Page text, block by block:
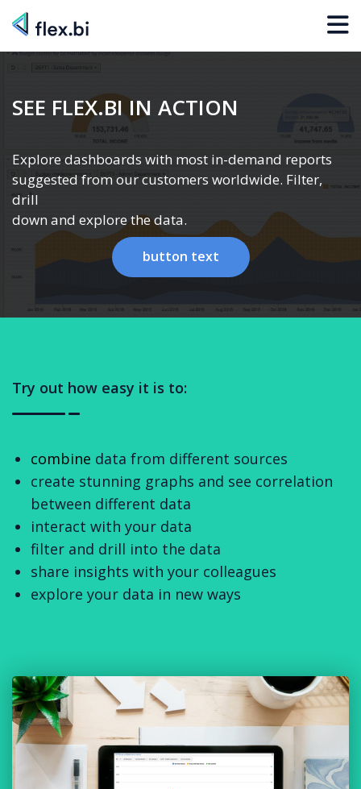
SEE FLEX.BI IN ACTION
Explore dashboards with most in-demand reports
suggested from our customers worldwide. Filter,
drill
down and explore the data.
button text
Try out how easy it is to:
combine data from different sources
create stunning graphs and see correlation
between different data
interact with your data
filter and drill into the data
share insights with your colleagues
explore your data in new ways